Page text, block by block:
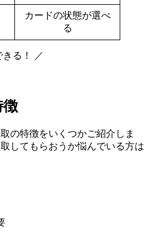
カードの状態が選べ
る
る！ ／
徴
の特徴をいくつかご紹介しま
してもらおうか悩んでいる方は